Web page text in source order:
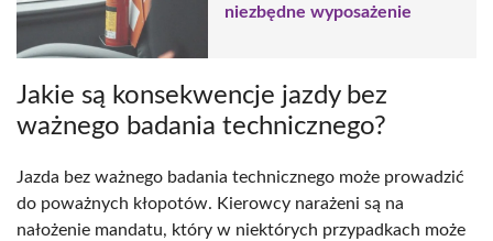
niezbędne wyposażenie
Jakie są konsekwencje jazdy bez
ważnego badania technicznego?
Jazda bez ważnego badania technicznego może prowadzić
do poważnych kłopotów. Kierowcy narażeni są na
nałożenie mandatu, który w niektórych przypadkach może